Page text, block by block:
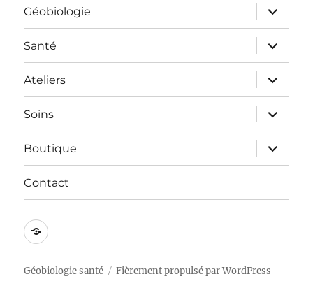
Géobiologie
ouvrir
le
sous-
menu
Santé
ouvrir
le
sous-
menu
Ateliers
ouvrir
le
sous-
menu
Soins
ouvrir
le
sous-
menu
Boutique
ouvrir
le
sous-
Contact
Mentions
Géobiologie santé Fièrement propulsé par WordPress